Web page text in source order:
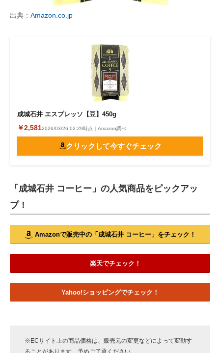
出典： Amazon.co.jp
成城石井 エスプレッソ【豆】450g
￥2,5812026/03/26 02:29時点｜Amazon調べ
クリックして今すぐチェック
「成城石井 コーヒー」の人気商品をピックアッ
プ！
Amazonで販売中の「成城石井 コーヒー」をチェック！
楽天でチェック！
Yahoo!ショッピングでチェック！
※ECサイト上の商品価格は、販売元の変更などによって変動す
ることがあります。予めご了承ください。